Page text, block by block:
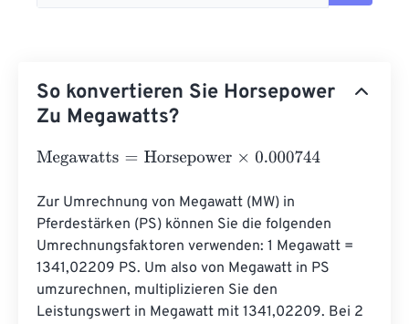
So konvertieren Sie Horsepower
Zu Megawatts?
Megawatts=Horsepower×0.000744
Zur Umrechnung von Megawatt (MW) in
Pferdestärken (PS) können Sie die folgenden
Umrechnungsfaktoren verwenden: 1 Megawatt =
1341,02209 PS. Um also von Megawatt in PS
umzurechnen, multiplizieren Sie den
Leistungswert in Megawatt mit 1341,02209. Bei 2